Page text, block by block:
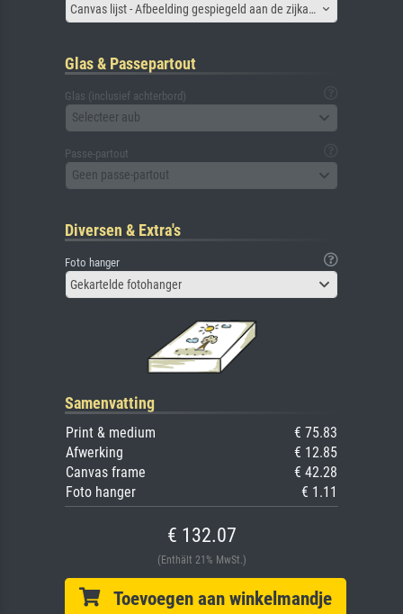
Canvas lijst - Afbeelding gespiegeld aan de zijkant
Glas & Passepartout
Glas (inclusief achterbord)
Selecteer aub
Passe-partout
Geen passe-partout
Diversen & Extra's
Foto hanger
Gekartelde fotohanger
Samenvatting
Print & medium
€ 75.83
Afwerking
€ 12.85
Canvas frame
€ 42.28
Foto hanger
€ 1.11
€ 132.07
(Enthält 21% MwSt.)
Toevoegen aan winkelmandje